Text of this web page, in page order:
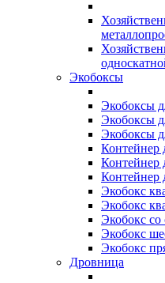
Экобоксы
Экобоксы
Экобоксы
Экобоксы
Контейнер
Контейнер
Контейнер
Экобокс
Экобокс
Экобокс со
Экобокс
Экобокс
Дровница